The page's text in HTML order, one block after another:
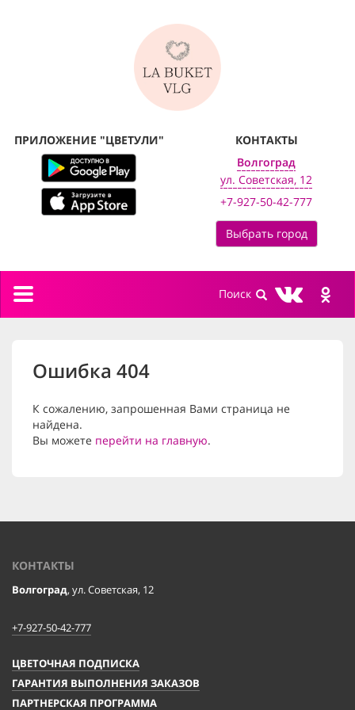
ПРИЛОЖЕНИЕ "ЦВЕТУЛИ"
КОНТАКТЫ
Волгоград
ул. Советская, 12
+7-927-50-42-777
Выбрать город
Toggle
Ошибка 404
К сожалению, запрошенная Вами страница не
найдена.
Вы можете перейти на главную.
КОНТАКТЫ
Волгоград, ул. Советская, 12
+7-927-50-42-777
ЦВЕТОЧНАЯ ПОДПИСКА
ГАРАНТИЯ ВЫПОЛНЕНИЯ ЗАКАЗОВ
ПАРТНЕРСКАЯ ПРОГРАММА